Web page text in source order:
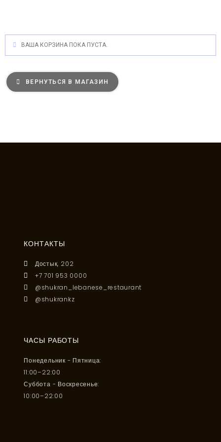
ВАША КОРЗИНА ПОКА ПУСТА.
ВЕРНУТЬСЯ В МАГАЗИН
КОНТАКТЫ
Достык, 202
+7 701 953 0000
@shukran_lebanese_restaurant
@shukrankz
ЧАСЫ РАБОТЫ
Понедельник - Пятница:
11:00–22:00
Суббота - Воскресенье:
10:00–22:00